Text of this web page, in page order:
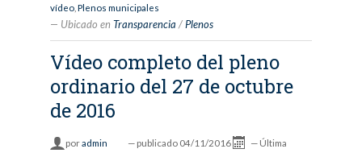
vídeo, Plenos municipales
Ubicado en Transparencia /Plenos
Vídeo completo del pleno
ordinario del 27 de octubre
de 2016
poradmin — publicado 04/11/2016 — Última